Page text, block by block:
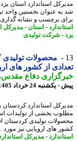
استاندارد استان یزد
عنوان نخستین واحد
برچسب و نشانه گذاری
- استان-مدیرکل
-شرکت تولیدی
محصولات تولیدی
از کشور های
دفاع مقدس-
24 خرداد 1405، 20:20
استاندارد کردستان با
بخشی از تولیدات
تولیدی کردستان افزون
های اروپایی نیز مورد ...
- مدیرکل استاندارد-